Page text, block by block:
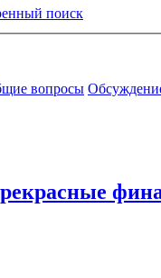
поиск
вопросы